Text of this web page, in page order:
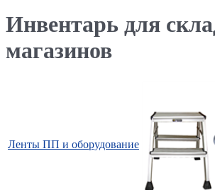
Инвентарь для
магазинов
Ленты ПП и оборудование